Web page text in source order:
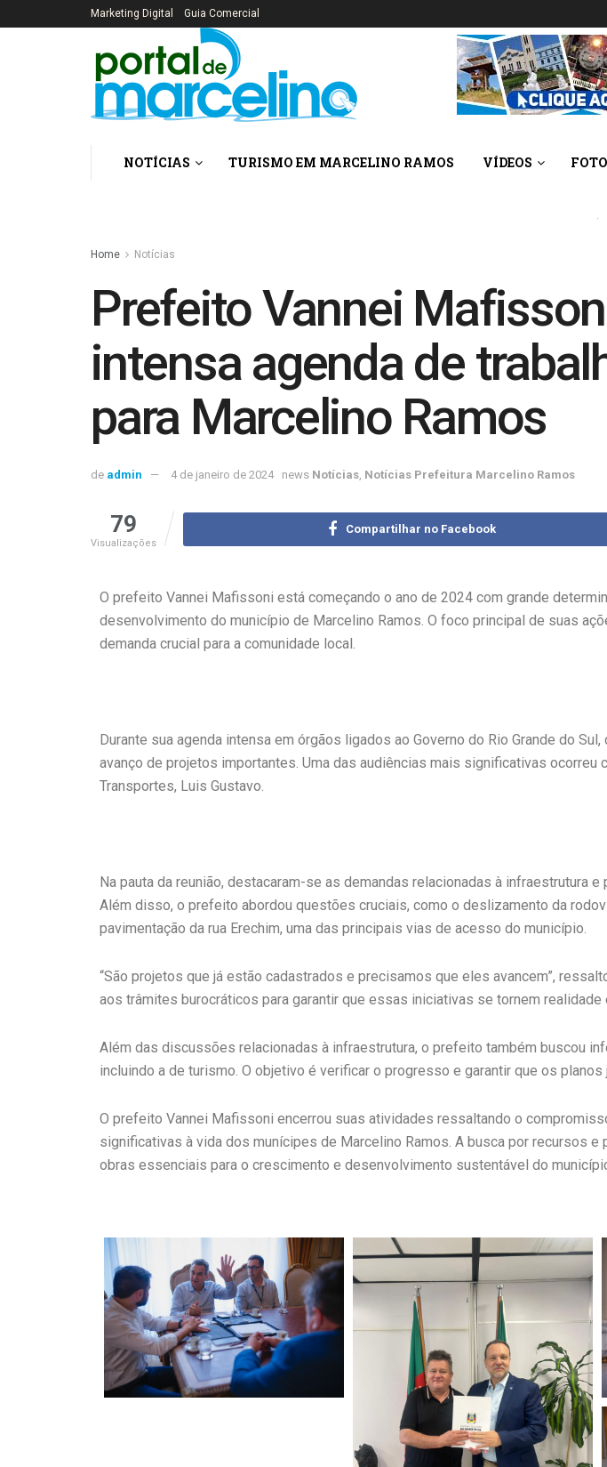
Marketing Digital Guia Comercial
NOTÍCIAS TURISMO EM MARCELINO RAMOS VÍDEOS
Home Notícias
Prefeito Vannei
intensa agenda de
para Marcelino Ramos
de admin 4 de janeiro de 2024 news Notícias, Notícias Prefeitura Marcelino Ramos
79
Visualizações
Compartilhar no Facebook
O prefeito Vannei Mafissoni está começando o ano de 2024 com grande
desenvolvimento do município de Marcelino Ramos. O foco principal de suas
demanda crucial para a comunidade local.
Durante sua agenda intensa em órgãos ligados ao Governo do Rio Grande do
avanço de projetos importantes. Uma das audiências mais significativas ocorreu
Transportes, Luis Gustavo.
Na pauta da reunião, destacaram-se as demandas relacionadas à infraestrutura
Além disso, o prefeito abordou questões cruciais, como o deslizamento da
pavimentação da rua Erechim, uma das principais vias de acesso do município.
“São projetos que já estão cadastrados e precisamos que eles avancem”,
aos trâmites burocráticos para garantir que essas iniciativas se tornem
Além das discussões relacionadas à infraestrutura, o prefeito também buscou
incluindo a de turismo. O objetivo é verificar o progresso e garantir que os
O prefeito Vannei Mafissoni encerrou suas atividades ressaltando o
significativas à vida dos munícipes de Marcelino Ramos. A busca por recursos
obras essenciais para o crescimento e desenvolvimento sustentável do